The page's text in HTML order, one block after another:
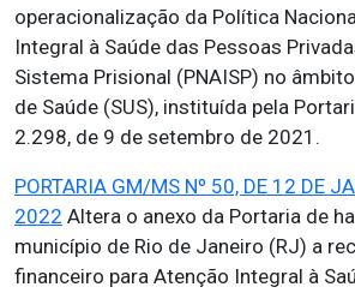
operacionalização da Política
Integral à Saúde das Pessoas
Sistema Prisional (PNAISP) no
de Saúde (SUS), instituída pela
2.298, de 9 de setembro de 2021.
PORTARIA GM/MS Nº 50, DE 12 DE
2022 Altera o anexo da Portaria de
município de Rio de Janeiro (RJ) a
financeiro para Atenção Integral à